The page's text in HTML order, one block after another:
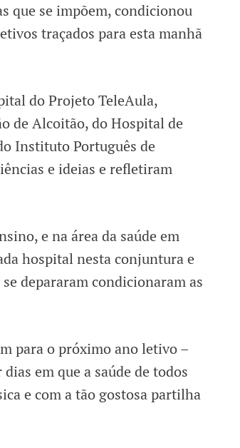
que se impõem, condicionou
traçados para esta manhã
do Projeto TeleAula,
de Alcoitão, do Hospital de
Instituto Português de
e ideias e refletiram
e na área da saúde em
hospital nesta conjuntura e
depararam condicionaram as
para o próximo ano letivo –
em que a saúde de todos
e com a tão gostosa partilha